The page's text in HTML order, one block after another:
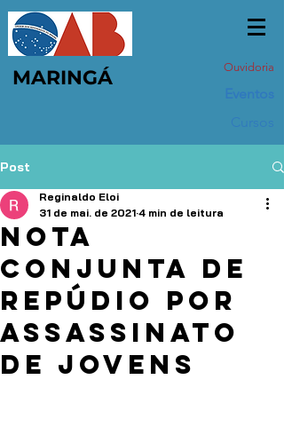
MARINGÁ Ouvidoria
Post
Nota
conjunta de
repúdio por
assassinato
de jovens
Reginaldo Eloi
31 de mai. de 2021 4 min de leitura